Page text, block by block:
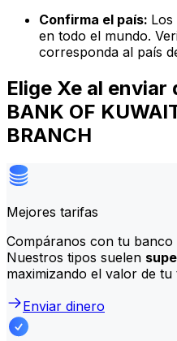
Confirma el país:
en todo el mundo.
corresponda al país
Elige Xe al enviar
BANK OF
BRANCH
Mejores tarifas
Compáranos con tu
Nuestros tipos suelen
maximizando el valor de
Enviar dinero